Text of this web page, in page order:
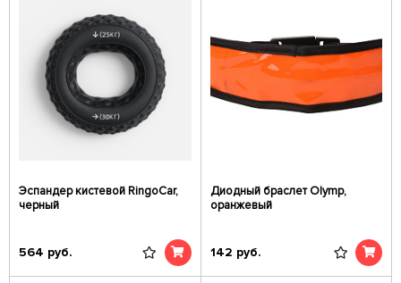
Эспандер кистевой RingoCar,
черный
564 руб.
Диодный браслет Olymp,
оранжевый
142 руб.